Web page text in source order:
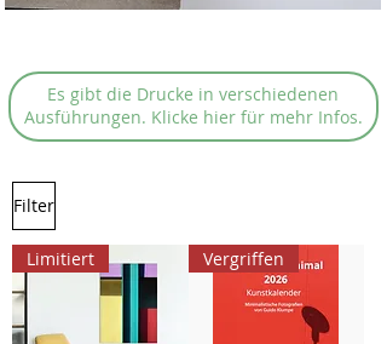
Es gibt die Drucke in verschiedenen
Ausführungen. Klicke hier für mehr Infos.
Filter
Limitiert Vergriffen